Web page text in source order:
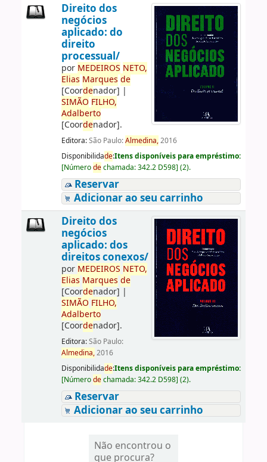
Direito dos
negócios
aplicado: do
direito
processual/
por MEDEIROS NETO,
Elias Marques de
[Coordenador] |
SIMÃO FILHO,
Adalberto
[Coordenador].
Editora:São Paulo:Almedina,2016
Disponibilidade:Itens disponíveis para empréstimo:
[Númerodechamada:342.2 D598] (2).
Reservar
Adicionar ao seu carrinho
Direito dos
negócios
aplicado: dos
direitos conexos/
por MEDEIROS NETO,
Elias Marques de
[Coordenador] |
SIMÃO FILHO,
Adalberto
[Coordenador].
Editora:São Paulo:
Almedina,2016
Disponibilidade:Itens disponíveis para empréstimo:
[Númerodechamada:342.2 D598] (2).
Reservar
Adicionar ao seu carrinho
Não encontrou o
que procura?